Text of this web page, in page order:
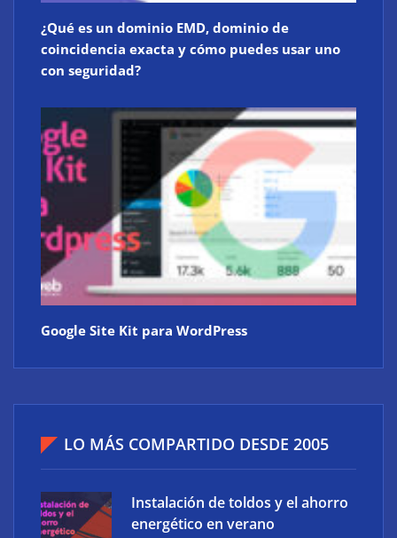
¿Qué es un dominio EMD, dominio de
coincidencia exacta y cómo puedes usar uno
con seguridad?
Google Site Kit para WordPress
LO MÁS COMPARTIDO DESDE 2005
Instalación de toldos y el ahorro
energético en verano